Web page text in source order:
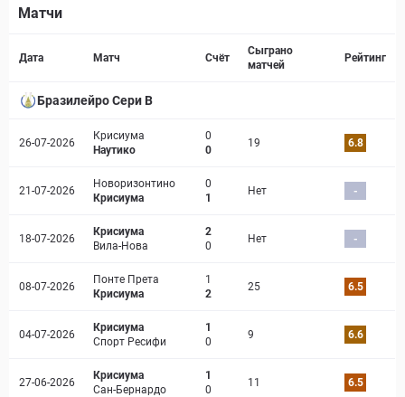
Матчи
Страница матча
Дата Матч Счёт
Сыграно
матчей
Рейтинг
Бразилейро Сери B
26-07-2026
Крисиума
Наутико
0
0
19 6.8
21-07-2026
Новоризонтино
Крисиума
0
1
Нет -
18-07-2026
Крисиума
Вила-Нова
2
0
Нет -
08-07-2026
Понте Прета
Крисиума
1
2
25 6.5
04-07-2026
Крисиума
Спорт Ресифи
1
0
9 6.6
27-06-2026
Крисиума
Сан-Бернардо
1
0
11 6.5